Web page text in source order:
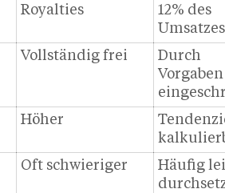
Royalties
12% des
Umsatzes
Vollständig frei
Durch
Vorgaben
Höher
Oft schwieriger
Häufig